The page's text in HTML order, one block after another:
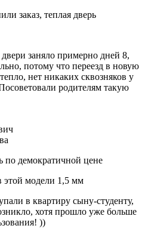
заказ, теплая дверь
заняло примерно дней 8,
потому что переезд в новую
нет никаких сквозняков у
родителям такую
по демократичной цене
этой модели 1,5 мм
в квартиру сыну-студенту,
хотя прошло уже больше
))